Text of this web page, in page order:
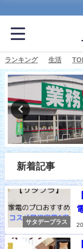
ランキング 生活
新着記事
サタデープラス